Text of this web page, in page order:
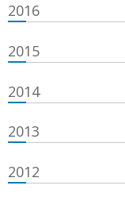
2016
2015
2014
2013
2012